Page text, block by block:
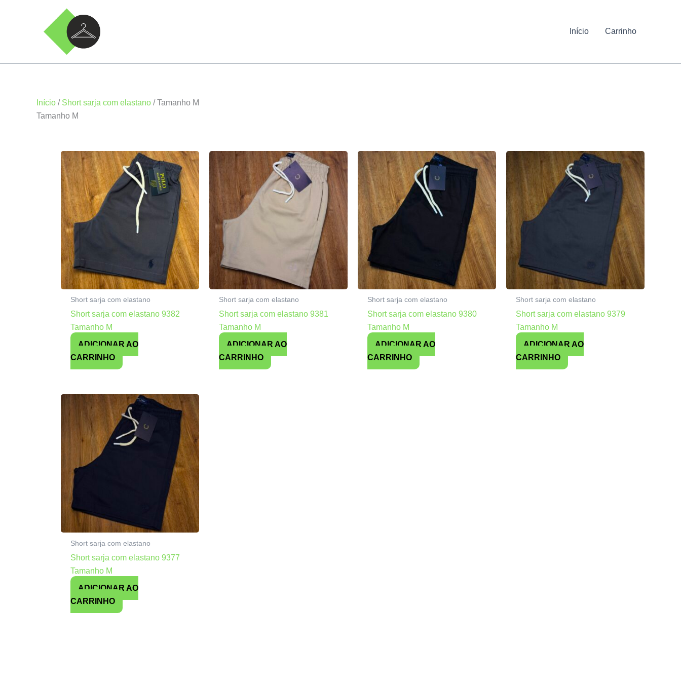
Início Carrinho
Início / Short sarja com elastano / Tamanho M
Tamanho M
Short sarja com elastano
Short sarja com elastano 9382
Tamanho M
ADICIONAR AO
CARRINHO
Short sarja com elastano
Short sarja com elastano 9381
Tamanho M
ADICIONAR AO
CARRINHO
Short sarja com elastano
Short sarja com elastano 9380
Tamanho M
ADICIONAR AO
CARRINHO
Short sarja com elastano
Short sarja com elastano 9379
Tamanho M
ADICIONAR AO
CARRINHO
Short sarja com elastano
Short sarja com elastano 9377
Tamanho M
ADICIONAR AO
CARRINHO